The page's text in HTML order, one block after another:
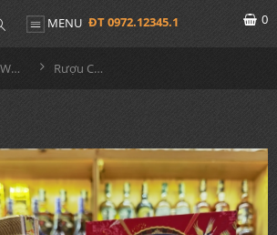
MENU ĐT 0972.12345.1 0
Rượu Whisky Rượu Chivas 21YO Hộp Tết 2023